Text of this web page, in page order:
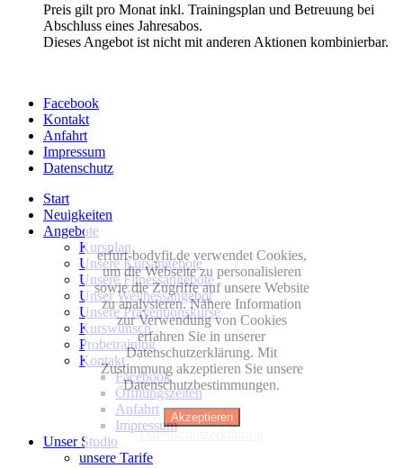
Preis gilt pro Monat inkl. Trainingsplan und Betreuung bei
Abschluss eines Jahresabos.
Dieses Angebot ist nicht mit anderen Aktionen kombinierbar.
Facebook
Kontakt
Anfahrt
Impressum
Datenschutz
Start
Neuigkeiten
Angebote
Kursplan
Unsere Kursangebote
Unsere Fitnessangebote
Unser Wellnessangebot
Unsere Präventionskurse
Kurswunsch
Probetraining
Kontakt
Facebook
Öffnungszeiten
Anfahrt
Impressum
Unser Studio
unsere Tarife
erfurt-bodyfit.de verwendet Cookies,
um die Webseite zu personalisieren
sowie die Zugriffe auf unsere Website
zu analysieren. Nähere Information
zur Verwendung von Cookies
erfahren Sie in unserer
Datenschutzerklärung. Mit
Zustimmung akzeptieren Sie unsere
Datenschutzbestimmungen.
Akzeptieren
Datenschutzerklärung